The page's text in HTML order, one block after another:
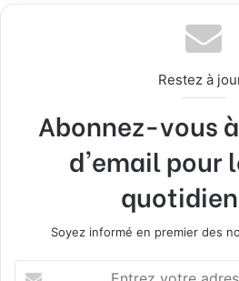
Restez à
Abonnez-vous
d'email pour
Soyez informé en premier des